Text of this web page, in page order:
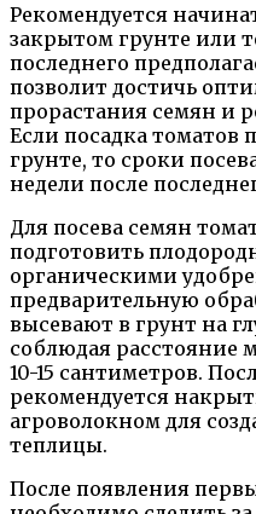
Рекомендуется
закрытом грунте или
последнего
позволит достичь
прорастания семян и
Если посадка томатов
грунте, то сроки
недели после
Для посева семян
подготовить
органическими
предварительную
высевают в грунт на
соблюдая расстояние
10-15 сантиметров.
рекомендуется
агроволокном для
теплицы.
После появления